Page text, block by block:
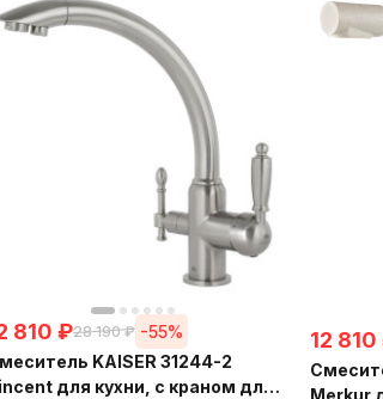
810 ₽28 190 ₽ -55%
KAISER 31244-2
для кухни, с краном для
12 810